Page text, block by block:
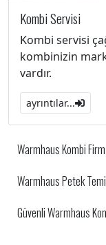
Kombi Servisi
Kombi servisi
kombinizin
vardır.
ayrıntılar...
Warmhaus Kombi
Warmhaus Petek
Güvenli Warmhaus